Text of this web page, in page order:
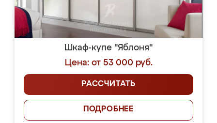
Шкаф-купе "Яблоня"
Цена: от 53 000 руб.
РАССЧИТАТЬ
ПОДРОБНЕЕ